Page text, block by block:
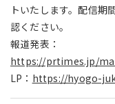
トいたします。配信期
認ください。
報道発表：
https://prtimes.jp/
LP： https://hyogo-